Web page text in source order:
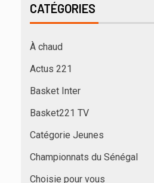
CATÉGORIES
À chaud
Actus 221
Basket Inter
Basket221 TV
Catégorie Jeunes
Championnats du Sénégal
Choisie pour vous